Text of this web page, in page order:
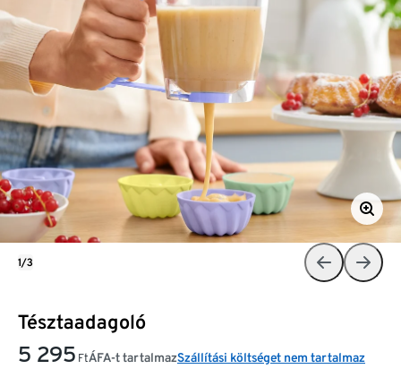
Tésztaadagoló
5 295 FtÁFA-t tartalmazSzállítási költséget nem tartalmaz
1/3